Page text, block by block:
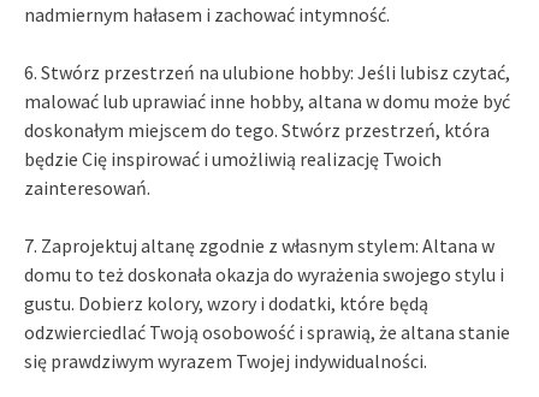
nadmiernym hałasem i zachować intymność.
6. Stwórz przestrzeń na ulubione hobby: Jeśli lubisz czytać,
malować lub uprawiać inne hobby, altana w domu może być
doskonałym miejscem do tego. Stwórz przestrzeń, która
będzie Cię inspirować i umożliwią realizację Twoich
zainteresowań.
7. Zaprojektuj altanę zgodnie z własnym stylem: Altana w
domu to też doskonała okazja do wyrażenia swojego stylu i
gustu. Dobierz kolory, wzory i dodatki, które będą
odzwierciedlać Twoją osobowość i sprawią, że altana stanie
się prawdziwym wyrazem Twojej indywidualności.